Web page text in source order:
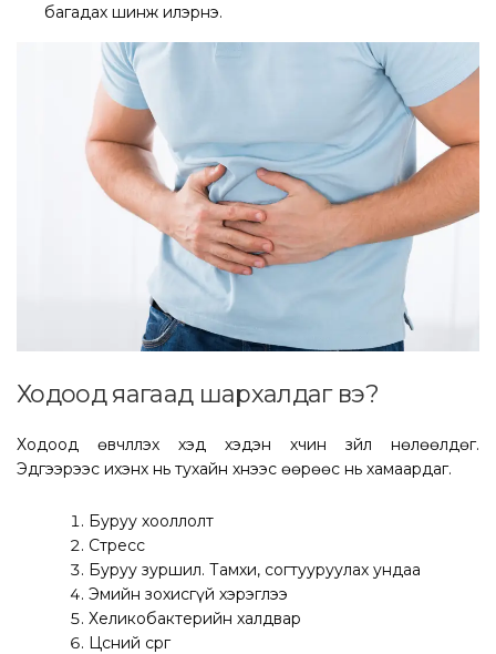
багадах шинж илэрнэ.
Ходоод яагаад шархалдаг вэ?
Ходоод өвчлүүлэх хэд хэдэн хүчин зүйл нөлөөлдөг.
Эдгээрээс ихэнх нь тухайн хүнээс өөрөөс нь хамаардаг.
Буруу хооллолт
Стресс
Буруу зуршил. Тамхи, согтууруулах ундаа
Эмийн зохисгүй хэрэглээ
Хеликобактерийн халдвар
Цөсний сөөргөө